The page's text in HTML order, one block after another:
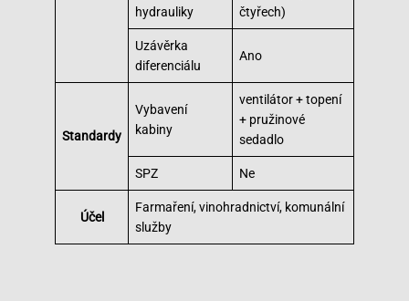
hydrauliky
čtyřech)
Uzávěrka
diferenciálu
Ano
Standardy
Vybavení
kabiny
ventilátor + topení
+ pružinové
sedadlo
SPZ Ne
Účel
Farmaření, vinohradnictví, komunální
služby